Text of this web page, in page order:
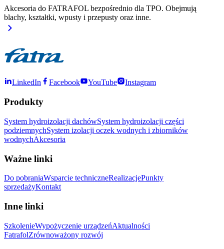
Akcesoria do FATRAFOL bezpośrednio dla TPO. Obejmują
blachy, kształtki, wpusty i przepusty oraz inne.
LinkedIn Facebook YouTube Instagram
Produkty
System hydroizolacji dachówSystem hydroizolacji części
podziemnychSystem izolacji oczek wodnych i zbiorników
wodnychAkcesoria
Ważne linki
Do pobraniaWsparcie techniczneRealizacjePunkty
sprzedażyKontakt
Inne linki
SzkolenieWypożyczenie urządzeńAktualności
FatrafolZrównoważony rozwój